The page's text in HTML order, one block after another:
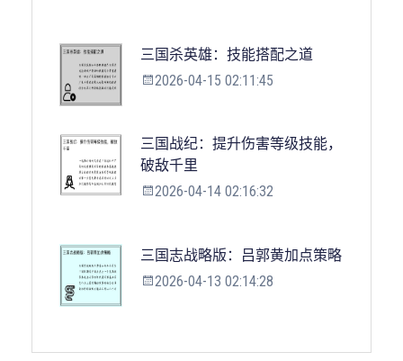
三国杀英雄：技能搭配之道
2026-04-15 02:11:45
三国战纪：提升伤害等级技能，
破敌千里
2026-04-14 02:16:32
三国志战略版：吕郭黄加点策略
2026-04-13 02:14:28